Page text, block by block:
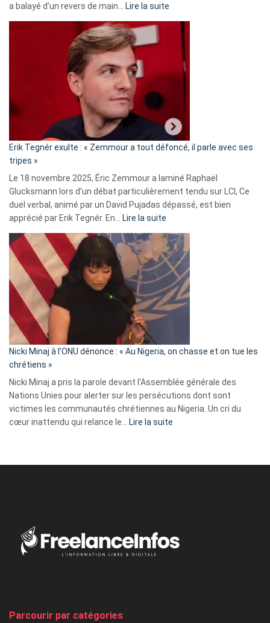
a balayé d’un revers de main… Lire la suite
d’alliance
secrète
«
C’est
fake
news
»
Erik Tegnér exulte : « Zemmour a tout défoncé, il parle avec ses
tripes »
Le 18 novembre 2025, Éric Zemmour a laminé Raphaël
Glucksmann lors d’un débat particulièrement tendu sur LCI, Ce
duel verbal, animé par un David Pujadas dépassé, est bien
apprécié par Erik Tegnér. En… Lire la suite
Tegnér
exulte
« Zemmour
a
tout
parle
ses
tripes »
Nicki Minaj à l’ONU dénonce : « Au Nigeria, on chasse et on tue les
chrétiens »
Nicki Minaj a pris la parole devant l’Assemblée générale des
Nations Unies pour alerter sur les persécutions dont sont
victimes les communautés chrétiennes au Nigeria. Un cri du
cœur inattendu qui relance le… Lire la suite
Nigeria,
Parcourir par catégories